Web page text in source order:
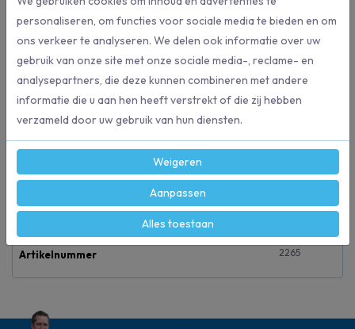
Beschrijving
Voorzien van uitneembaar lekbakje.
Toiletborstel makkelijk te wisselen.
Specificaties
Artikelnummer 2265
Bestel direct
personaliseren, om functies voor sociale media te bieden en om
ons verkeer te analyseren. We delen ook informatie over uw
gebruik van onze site met onze sociale media-, reclame- en
analysepartners, die deze kunnen combineren met andere
informatie die u aan hen heeft verstrekt of die zij hebben
verzameld door uw gebruik van hun diensten.
Weigeren
Aanpassen
Alles toestaan